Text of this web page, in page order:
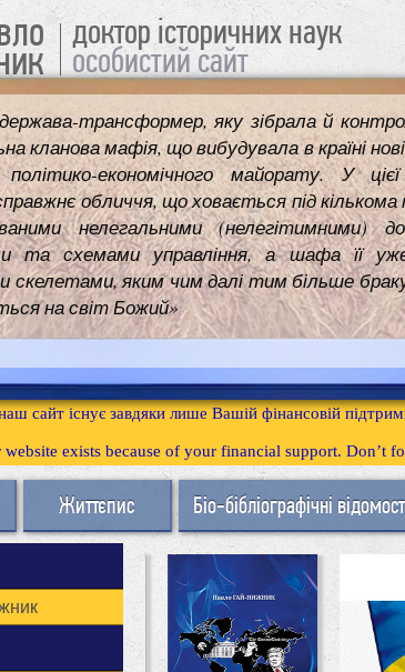
доктор історичних наук
особистий сайт
трансформер, яку зібрала й
кланова мафія, що вибудувала в країні
економічного майорату. У
обличчя, що ховається під кількома
нелегальними (нелегітимними)
та схемами управління, а шафа її
яким чим далі тим більше
на світ Божий»
сайт існує завдяки лише Вашій фінансовій
exists because of your financial support. Don’t
Життєпис Біо-бібліографічні